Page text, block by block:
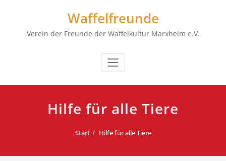
Waffelfreunde
Verein der Freunde der Waffelkultur Marxheim e.V.
Hilfe für alle Tiere
Start Hilfe für alle Tiere